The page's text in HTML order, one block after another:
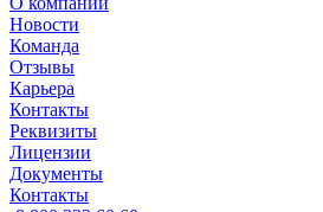
Новости
Команда
Отзывы
Карьера
Контакты
Реквизиты
Лицензии
Документы
Контакты